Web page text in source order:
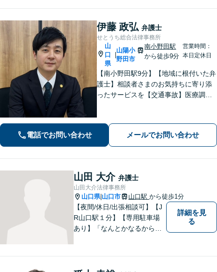
伊藤 政弘 弁護士
せとうち総合法律事務所
山
口
県
山陽小
野田市
南小野田駅
から徒歩9分
営業時間：
本日定休日
【南小野田駅9分】【地域に根付いた弁
護士】相談者さまのお気持ちに寄り添
ったサービスを【交通事故】医療調査
実調査と判例をリサーチし、不公平感
のない相続を実現【WEB面談】
電話でお問い合わせ メールでお問い合わせ
山田 大介 弁護士
山田大介法律事務所
山口県| 山口市 山口駅 から徒歩1分
【夜間/休日/出張相談可】【J
R山口駅１分】【専用駐車場
あり】「なんとかなるから大
詳細を見
る